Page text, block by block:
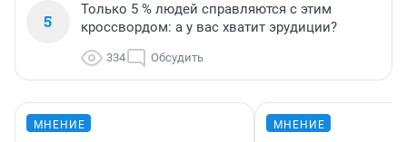
5
Только 5 % людей справляются с этим
кроссвордом: а у вас хватит эрудиции?
334 Обсудить
МНЕНИЕ МНЕНИЕ